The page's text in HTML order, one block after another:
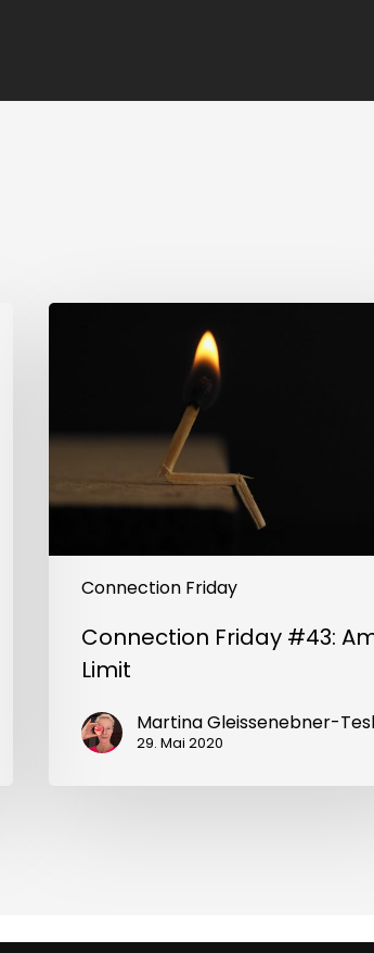
Connection Friday
Connection
Connection Friday #43:
Limit
Martina Gleissenebner-
29. Mai 2020